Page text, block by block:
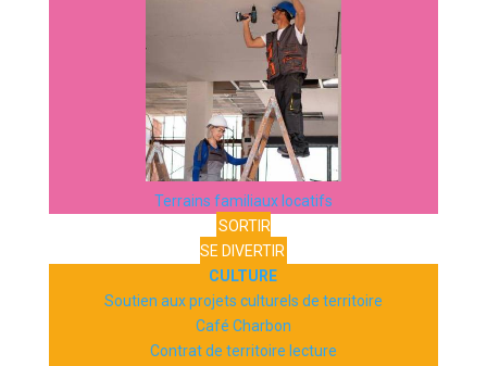
Terrains familiaux locatifs
SORTIR
SE DIVERTIR
CULTURE
Soutien aux projets culturels de territoire
Café Charbon
Contrat de territoire lecture